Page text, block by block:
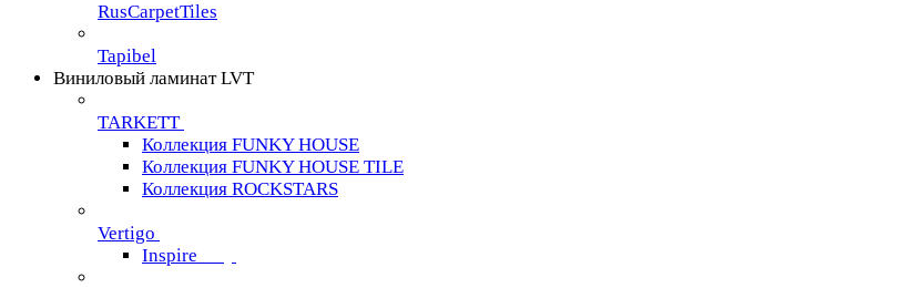
RusCarpetTiles
Tapibel
Виниловый ламинат LVT
TARKETT
Коллекция FUNKY HOUSE
Коллекция FUNKY HOUSE TILE
Коллекция ROCKSTARS
Vertigo
Inspire